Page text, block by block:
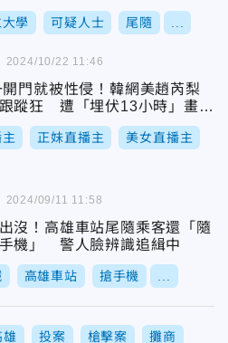
學 可疑人士 尾隨
開門就被性侵！韓網美趙芮梨
蹤狂 遭「埋伏13小時」畫面
正妹直播主 美女直播主
2024/10/22 11:46
沒！高雄車站尾隨乘客還「隨
機」 警人臉辨識追緝中
高雄車站 搶手機
2024/09/11 11:58
雄 投案 槍擊案 攤商